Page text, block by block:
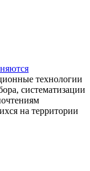
технологии
систематизации
на территории